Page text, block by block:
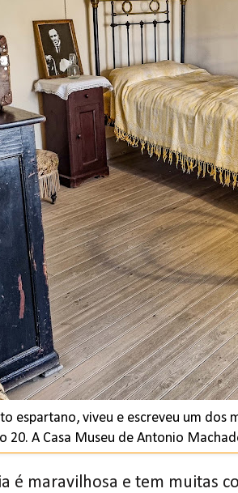
espartano, viveu e escreveu um dos
20. A Casa Museu de Antonio
é maravilhosa e tem muitas